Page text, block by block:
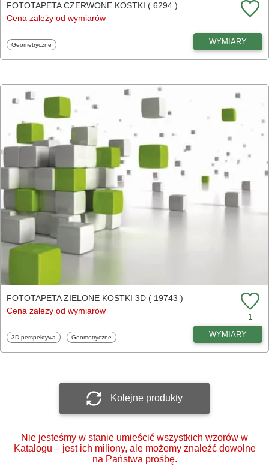
FOTOTAPETA CZERWONE KOSTKI ( 6294 )
Cena zależy od wymiarów
Fototapety
Geometryczne WYMIARY
FOTOTAPETA ZIELONE KOSTKI 3D ( 19743 )
Cena zależy od wymiarów
1
Fototapety
3D perspektywa Fototapety
Geometryczne WYMIARY
Kolejne produkty
Nie jesteśmy w stanie umieścić wszystkich wzorów w
Katalogu – jest ich miliony, ale możemy znaleźć dowolne
na Państwa prośbę.